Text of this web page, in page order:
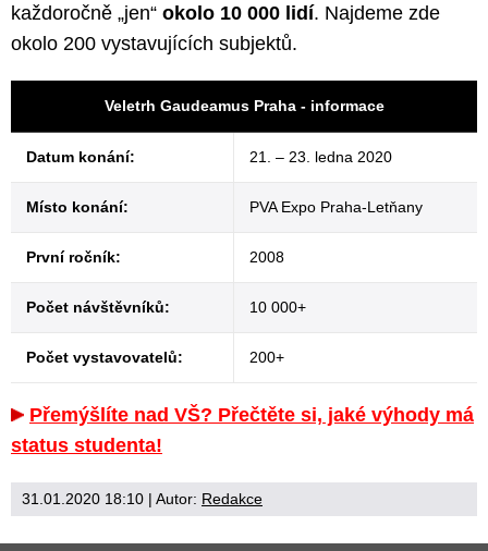
každoročně „jen“ okolo 10 000 lidí. Najdeme zde
okolo 200 vystavujících subjektů.
Veletrh Gaudeamus Praha - informace
Datum konání: 21. – 23. ledna 2020
Místo konání: PVA Expo Praha-Letňany
První ročník: 2008
Počet návštěvníků: 10 000+
Počet vystavovatelů: 200+
Přemýšlíte nad VŠ? Přečtěte si, jaké výhody má
status studenta!
31.01.2020 18:10 | Autor: Redakce